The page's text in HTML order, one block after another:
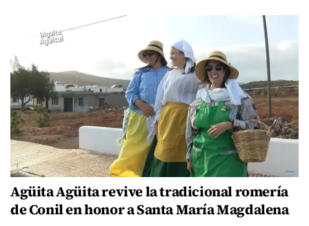
Agüita Agüita revive la tradicional romería
de Conil en honor a Santa María Magdalena